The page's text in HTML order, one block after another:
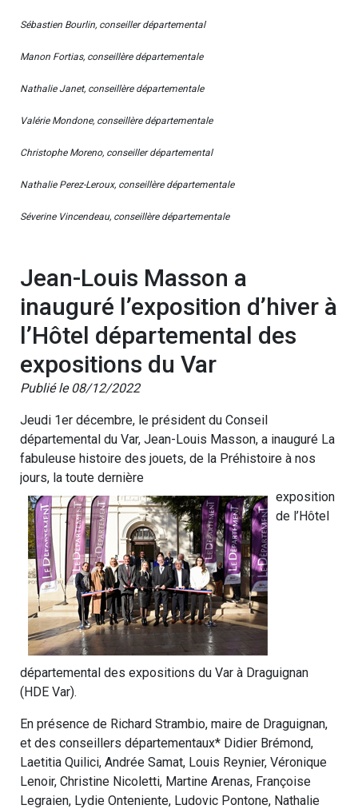
Sébastien Bourlin, conseiller départemental
Manon Fortias, conseillère départementale
Nathalie Janet, conseillère départementale
Valérie Mondone, conseillère départementale
Christophe Moreno, conseiller départemental
Nathalie Perez-Leroux, conseillère départementale
Séverine Vincendeau, conseillère départementale
Jean-Louis Masson a
inauguré l’exposition d’hiver à
l’Hôtel départemental des
expositions du Var
Publié le 08/12/2022
Jeudi 1er décembre, le président du Conseil
départemental du Var, Jean-Louis Masson, a inauguré La
fabuleuse histoire des jouets, de la Préhistoire à nos
jours, la toute dernière
exposition
de l’Hôtel
départemental des expositions du Var à Draguignan
(HDE Var).
En présence de Richard Strambio, maire de Draguignan,
et des conseillers départementaux* Didier Brémond,
Laetitia Quilici, Andrée Samat, Louis Reynier, Véronique
Lenoir, Christine Nicoletti, Martine Arenas, Françoise
Legraien, Lydie Onteniente, Ludovic Pontone, Nathalie